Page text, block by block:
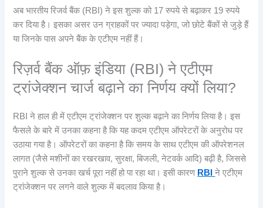
अब भारतीय रिजर्व बैंक (RBI) ने इस शुल्क को 17 रुपये से बढ़ाकर 19 रुपये
कर दिया है। इसका असर उन ग्राहकों पर ज्यादा पड़ेगा, जो छोटे बैंकों से जुड़े हैं
या जिनके पास अपने बैंक के एटीएम नहीं हैं।
रिज़र्व बैंक ऑफ़ इंडिया (RBI) ने एटीएम
ट्रांजेक्शन चार्ज बढ़ाने का निर्णय क्यों लिया?
RBI ने हाल ही में एटीएम ट्रांजेक्शन पर शुल्क बढ़ाने का निर्णय लिया है। इस
फैसले के बारे में उनका कहना है कि यह कदम एटीएम ऑपरेटरों के अनुरोध पर
उठाया गया है। ऑपरेटरों का कहना है कि समय के साथ एटीएम की ऑपरेशनल
लागत (जैसे मशीनों का रखरखाव, सुरक्षा, बिजली, नेटवर्क आदि) बढ़ी है, जिससे
पुराने शुल्क से उनका खर्च पूरा नहीं हो पा रहा था। इसी कारण RBIने एटीएम
ट्रांजेक्शन पर लगने वाले शुल्क में बदलाव किया है।